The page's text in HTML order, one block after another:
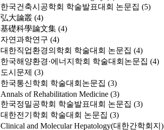
한국건축시공학회 학술발표대회 논문집 (5)
弘大論叢 (4)
基礎科學論文集 (4)
자연과학연구 (4)
대한직업환경의학회 학술대회 논문집 (4)
한국해양환경·에너지학회 학술대회논문집 (4)
도시문제 (3)
한국통신학회 학술대회논문집 (3)
Annals of Rehabilitation Medicine (3)
한국정밀공학회 학술발표대회 논문집 (3)
대한전기학회 학술대회 논문집 (3)
Clinical and Molecular Hepatology(대한간학회지)